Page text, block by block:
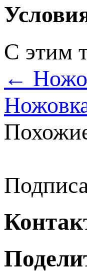
C этим
←